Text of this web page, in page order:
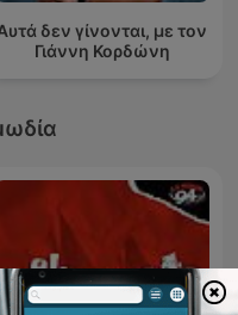
δεν γίνονται, με τον
Γιάννη Κορδώνη